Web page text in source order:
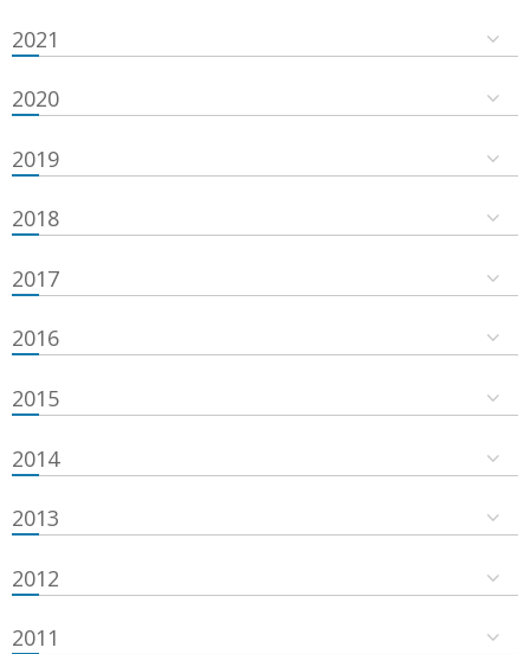
2021
2020
2019
2018
2017
2016
2015
2014
2013
2012
2011